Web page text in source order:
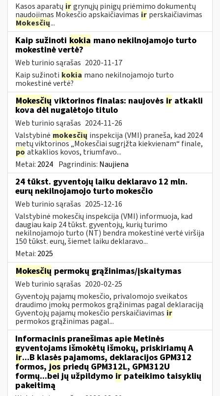
Kasos aparatų irgrynųjų pinigų priėmimo dokumentų
naudojimas Mokesčio apskaičiavimas ir perskaičiavimas
Mokesčių...
Kaip sužinoti kokia mano nekilnojamojo turto
mokestinė vertė?
Web turinio sąrašas 2020-11-17
Kaip sužinoti kokia mano nekilnojamojo turto
mokestinė vertė?
Mokesčių viktorinos finalas: naujovės ir atkakli
kova dėl nugalėtojo titulo
Web turinio sąrašas 2024-11-26
Valstybinė mokesčių inspekcija (VMI) praneša, kad 2024
metų viktorinos „Mokesčiai sugrįžta kiekvienam“ finale,
po atkaklios kovos, triumfavo...
Metai: 2024 Pagrindinis: Naujiena
24 tūkst. gyventojų laiku deklaravo 12 mln.
eurų nekilnojamojo turto mokesčio
Web turinio sąrašas 2025-12-16
Valstybinė mokesčių inspekcija (VMI) informuoja, kad
daugiau kaip 24 tūkst. gyventojų, kurių turimo
nekilnojamojo turto (NT) bendra mokestinė vertė viršija
150 tūkst. eurų, šiemet laiku deklaravo...
Metai: 2025
Mokesčių permokų grąžinimas/įskaitymas
Web turinio sąrašas 2020-02-25
Gyventojų pajamų mokesčio, privalomojo sveikatos
draudimo įmokų permokos grąžinimas pagal deklaraciją
Gyventojų pajamų mokesčio perskaičiavimas ir
permokos grąžinimas pagal...
Informacinis pranešimas apie Metinės
gyventojams išmokėtų išmokų, priskiriamų A
ir...B klasės pajamoms, deklaracijos GPM312
formos, jos priedų GPM312L, GPM312U
formų...bei jų užpildymo ir pateikimo taisyklių
pakeitimą